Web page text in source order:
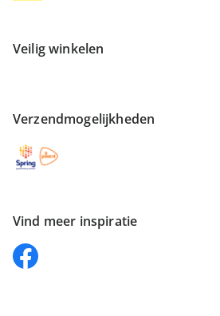
Veilig winkelen
Verzendmogelijkheden
Vind meer inspiratie